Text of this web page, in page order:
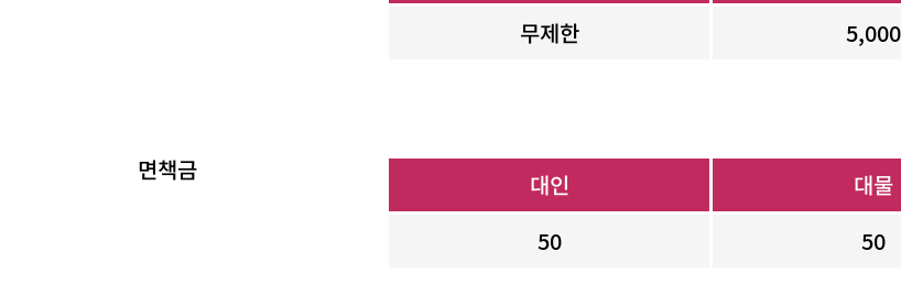
무제한
5,000
면책금
대인
50
대물
50